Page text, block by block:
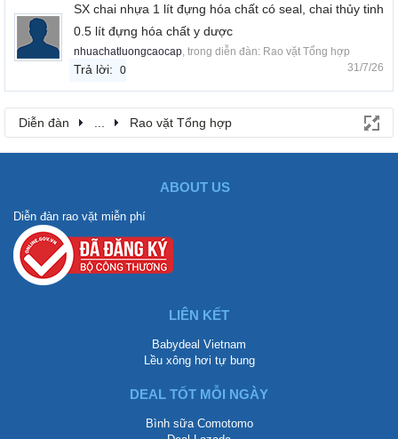
SX chai nhựa 1 lít đựng hóa chất có seal, chai thủy tinh
0.5 lít đựng hóa chất y dược
nhuachatluongcaocap , trong diễn đàn: Rao vặt Tổng hợp
Trả lời: 0 31/7/26
Diễn đàn Rao vặt Tổng hợp
ABOUT US
Diễn đàn rao vặt miễn phí
LIÊN KẾT
Babydeal Vietnam
Lều xông hơi tự bung
DEAL TỐT MỖI NGÀY
Bình sữa Comotomo